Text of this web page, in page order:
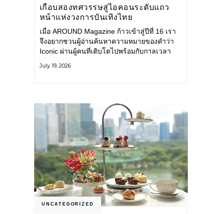
เกือบสองทศวรรษสู่ไอคอนระดับแถว
หน้าแห่งวงการบันเทิงไทย
เมื่อ AROUND Magazine ก้าวเข้าสู่ปีที่ 16 เรา
จึงอยากชวนผู้อ่านค้นหาความหมายของคำว่า
Iconic ผ่านผู้คนที่เติบโตไปพร้อมกับกาลเวลา
คือ มาริโอ้ เมาเร่อ
July 19, 2026
UNCATEGORIZED